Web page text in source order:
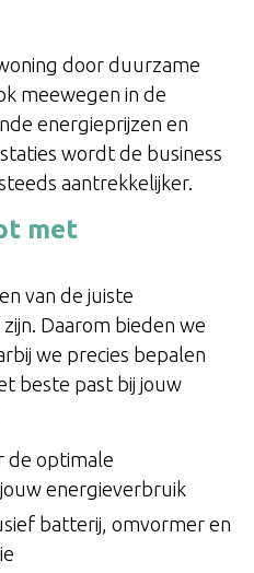
door duurzame
meewegen in de
energieprijzen en
wordt de business
aantrekkelijker.
met
van de juiste
Daarom bieden we
we precies bepalen
beste past bij jouw
de optimale
energieverbruik
batterij, omvormer en